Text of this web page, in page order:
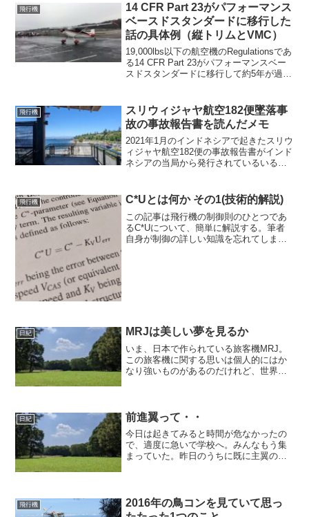
飛行機
14 CFR Part 23がパフォーマンス
ベースドスタンダードに移行した
話の具体例（縦トリムとVMC）
19,000lbs以下の航空機のRegulationsであ
る14 CFR Part 23がパフォーマンスベー
スドスタンダードに移行して約5年が過ぎ
変わっているのか気にな...
飛行機
スリウィジャヤ航空182便墜落事
故の事故報告書を読んだメモ
2021年1月のインドネシアで起きたスリウ
ィジャヤ航空182便の事故報告書がインド
ネシアの当局から発行されているいるの
は離陸直後にすぐに墜落して一人も助か
らないという事...
飛行機 C*Uとは何か その1(技術的解説)
この記事は飛行機の制御則のひとつであ
るC*Uについて、簡単に解説する。筆者
自身が制御の詳しい知識を忘れてしまっ
日紀 MRJは美しい夢を見るか
いま、日本で作られている旅客機MRJ。
この旅客機に関する思いは個人的にはか
なり強いものがあるのだけれど、世界は
トラテジについて考え...
日紀 前進翼って・・
今日は起きてみると時間が危なかったの
で、適度に急いで学校へ。みんなもう集
まっていた。昨日のうちに既に主翼の設
らモータ、サーボ、受信機...
飛行機
2016年の鳥コンを見ていて思っ